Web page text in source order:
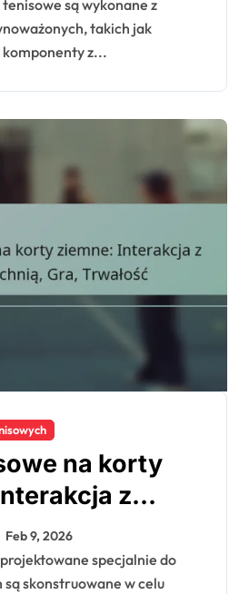
takich jak
z...
na korty
z
Gra,
Feb 9, 2026
skonstruowane w celu